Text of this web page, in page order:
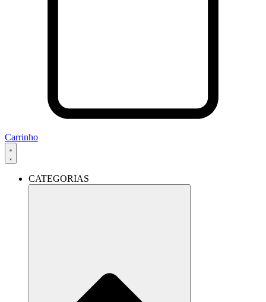
Carrinho
CATEGORIAS